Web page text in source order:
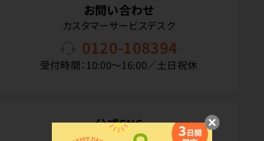
お問い合わせ
カスタマーサービスデスク
0120-108394
受付時間：10:00〜16:00／土日祝休
公式SNS